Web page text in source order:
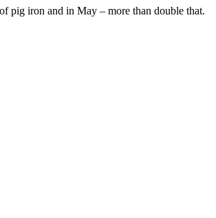
pig iron and in May – more than double that.